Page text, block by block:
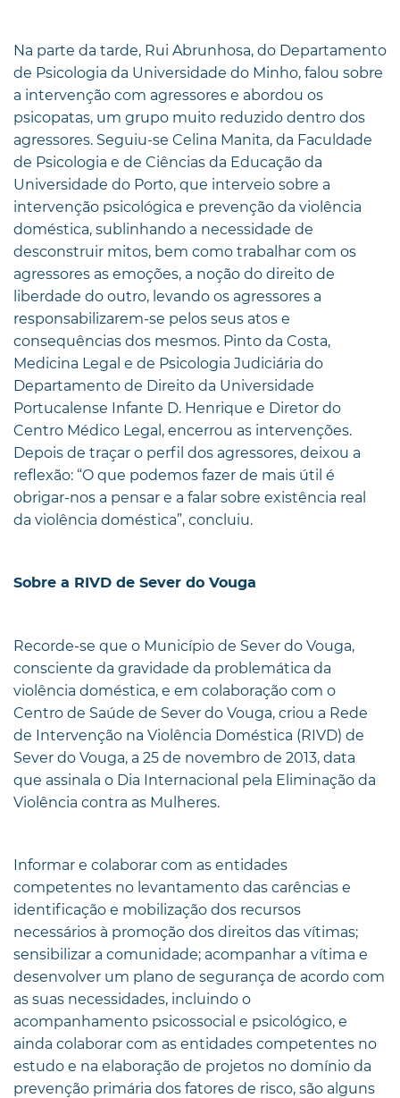
Na parte da tarde, Rui Abrunhosa, do Departamento
de Psicologia da Universidade do Minho, falou sobre
a intervenção com agressores e abordou os
psicopatas, um grupo muito reduzido dentro dos
agressores. Seguiu-se Celina Manita, da Faculdade
de Psicologia e de Ciências da Educação da
Universidade do Porto, que interveio sobre a
intervenção psicológica e prevenção da violência
doméstica, sublinhando a necessidade de
desconstruir mitos, bem como trabalhar com os
agressores as emoções, a noção do direito de
liberdade do outro, levando os agressores a
responsabilizarem-se pelos seus atos e
consequências dos mesmos. Pinto da Costa,
Medicina Legal e de Psicologia Judiciária do
Departamento de Direito da Universidade
Portucalense Infante D. Henrique e Diretor do
Centro Médico Legal, encerrou as intervenções.
Depois de traçar o perfil dos agressores, deixou a
reflexão: “O que podemos fazer de mais útil é
obrigar-nos a pensar e a falar sobre existência real
da violência doméstica”, concluiu.
Sobre a RIVD de Sever do Vouga
Recorde-se que o Município de Sever do Vouga,
consciente da gravidade da problemática da
violência doméstica, e em colaboração com o
Centro de Saúde de Sever do Vouga, criou a Rede
de Intervenção na Violência Doméstica (RIVD) de
Sever do Vouga, a 25 de novembro de 2013, data
que assinala o Dia Internacional pela Eliminação da
Violência contra as Mulheres.
Informar e colaborar com as entidades
competentes no levantamento das carências e
identificação e mobilização dos recursos
necessários à promoção dos direitos das vítimas;
sensibilizar a comunidade; acompanhar a vítima e
desenvolver um plano de segurança de acordo com
as suas necessidades, incluindo o
acompanhamento psicossocial e psicológico, e
ainda colaborar com as entidades competentes no
estudo e na elaboração de projetos no domínio da
prevenção primária dos fatores de risco, são alguns